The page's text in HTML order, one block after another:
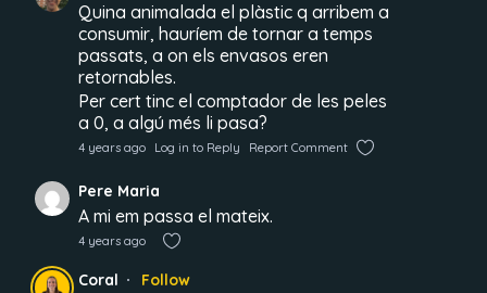
Quina animalada el plàstic q arribem a
consumir, hauríem de tornar a temps
passats, a on els envasos eren
retornables.
Per cert tinc el comptador de les peles
a 0, a algú més li pasa?
4 years ago Log in to Reply Report Comment
Pere Maria
A mi em passa el mateix.
4 years ago
Coral Follow